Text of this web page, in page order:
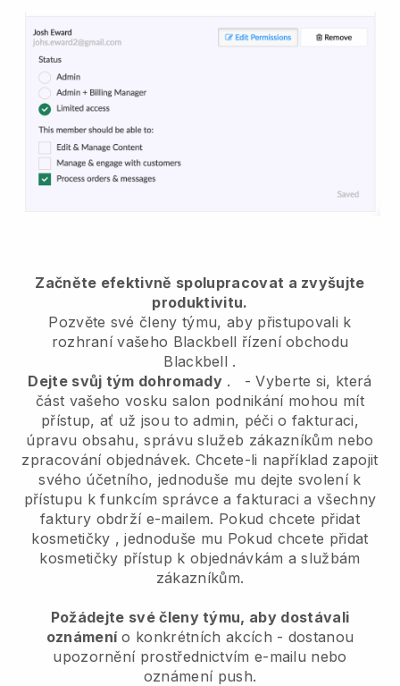
Začněte efektivně spolupracovat a zvyšujte
produktivitu.
Pozvěte své členy týmu, aby přistupovali k
rozhraní vašeho Blackbell řízení obchodu
Blackbell .
Dejte svůj tým dohromady. -Vyberte si, která
část vašeho vosku salon podnikání mohou mít
přístup, ať už jsou to admin, péči o fakturaci,
úpravu obsahu, správu služeb zákazníkům nebo
zpracování objednávek. Chcete-li například zapojit
svého účetního, jednoduše mu dejte svolení k
přístupu k funkcím správce a fakturaci a všechny
faktury obdrží e-mailem. Pokud chcete přidat
kosmetičky , jednoduše mu Pokud chcete přidat
kosmetičky přístup k objednávkám a službám
zákazníkům.
Požádejte své členy týmu, aby dostávali
oznámenío konkrétních akcích - dostanou
upozornění prostřednictvím e-mailu nebo
oznámení push.